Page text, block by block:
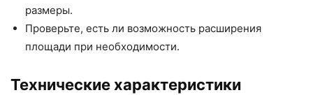
размеры.
Проверьте, есть ли возможность расширения
площади при необходимости.
Технические характеристики